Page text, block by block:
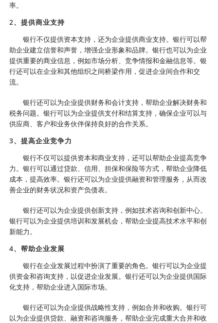
率。
2、提供商业支持
银行不仅提供资本支持，还为企业提供商业支持。银行可以帮
助企业建立信誉和声誉，增强企业形象和品牌。银行也可以为企业
提供重要的商业信息，例如市场分析、竞争情报和金融信息等。银
行还可以在企业和其他组织之间桥梁作用，促进企业间合作和交
流。
银行还可以为企业提供财务和会计支持，帮助企业解决财务和
税务问题。银行可以为企业提供支付和结算支持，确保企业可以与
供应商、客户和业务伙伴保持良好的合作关系。
3、提高企业竞争力
银行不仅可以提供资本和商业支持，还可以帮助企业提高竞争
力。银行可以通过贷款、信用、担保和保险等方式，帮助企业降低
成本，提高效率。银行还可以为企业提供融资和管理服务，从而改
善企业的财务状况和资产负债表。
银行还可以为企业提供创新支持，例如技术咨询和创新中心。
银行可以为企业提供培训和发展机会，帮助企业提高技术水平和创
新能力。
4、帮助企业发展
银行在企业发展过程中扮演了重要的角色。银行可以为企业提
供资金和咨询支持，以促进企业发展。银行还可以为企业提供国际
化支持，帮助企业进入国际市场。
银行还可以为企业提供战略性支持，例如合并和收购。银行可
以为企业提供贷款、融资和咨询服务，帮助企业完成重大合并和收